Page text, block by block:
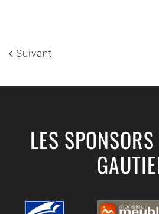
Suivant
LES